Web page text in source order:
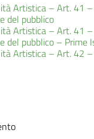
Artistica – Art. 41 –
del pubblico
Artistica – Art. 41 –
del pubblico – Prime
Artistica – Art. 42 –